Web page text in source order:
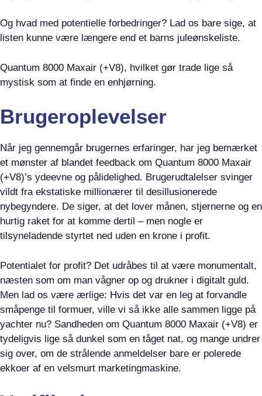
Og hvad med potentielle forbedringer? Lad os bare sige, at
listen kunne være længere end et barns juleønskeliste.
Quantum 8000 Maxair (+V8), hvilket gør trade lige så
mystisk som at finde en enhjørning.
Brugeroplevelser
Når jeg gennemgår brugernes erfaringer, har jeg bemærket
et mønster af blandet feedback om Quantum 8000 Maxair
(+V8)’s ydeevne og pålidelighed. Brugerudtalelser svinger
vildt fra ekstatiske millionærer til desillusionerede
nybegyndere. De siger, at det lover månen, stjernerne og en
hurtig raket for at komme dertil – men nogle er
tilsyneladende styrtet ned uden en krone i profit.
Potentialet for profit? Det udråbes til at være monumentalt,
næsten som om man vågner op og drukner i digitalt guld.
Men lad os være ærlige: Hvis det var en leg at forvandle
småpenge til formuer, ville vi så ikke alle sammen ligge på
yachter nu? Sandheden om Quantum 8000 Maxair (+V8) er
tydeligvis lige så dunkel som en tåget nat, og mange undrer
sig over, om de strålende anmeldelser bare er polerede
ekkoer af en velsmurt marketingmaskine.